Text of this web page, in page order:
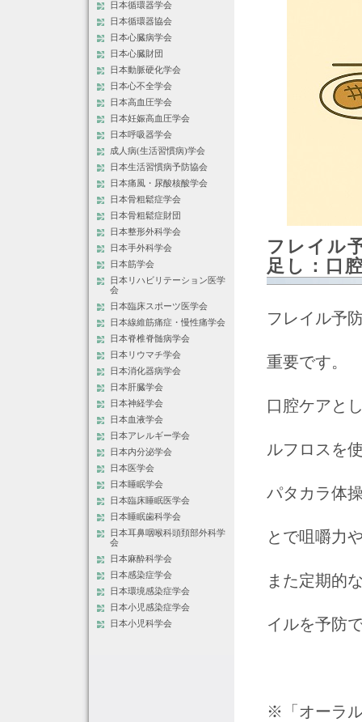
日本循環器学会
日本循環器協会
日本心臓病学会
日本心臓財団
日本動脈硬化学会
日本心不全学会
日本高血圧学会
日本妊娠高血圧学会
日本呼吸器学会
成人病(生活習慣病)学会
日本生活習慣病予防協会
日本痛風・尿酸核酸学会
日本骨粗鬆症学会
日本骨粗鬆症財団
日本整形外科学会
日本手外科学会
日本筋学会
日本リハビリテーション医学
会
日本臨床スポーツ医学会
日本線維筋痛症・慢性痛学会
日本脊椎脊髄病学会
日本リウマチ学会
日本消化器病学会
日本肝臓学会
日本神経学会
日本血液学会
日本アレルギー学会
日本内分泌学会
日本医学会
日本睡眠学会
日本臨床睡眠医学会
日本睡眠歯科学会
日本耳鼻咽喉科頭頚部外科学
会
日本麻酔科学会
日本感染症学会
日本環境感染症学会
日本小児感染症学会
日本小児科学会
フレイル
足し：口
フレイル予
重要です。
口腔ケアと
ルフロスを
パタカラ体
とで咀嚼力
また定期的
イルを予防
※「オーラ